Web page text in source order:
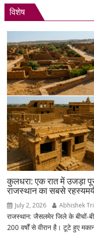
विशेष
कुलधरा: एक रात में उजड़ा
राजस्थान का सबसे
July 2, 2026 Abhishek
राजस्थान: जैसलमेर जिले के बीचों-
200 वर्षों से वीरान है। टूटे हुए